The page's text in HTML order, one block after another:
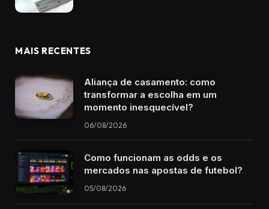
MAIS RECENTES
Aliança de casamento: como
transformar a escolha em um
momento inesquecível?
06/08/2026
Como funcionam as odds e os
mercados nas apostas de futebol?
05/08/2026